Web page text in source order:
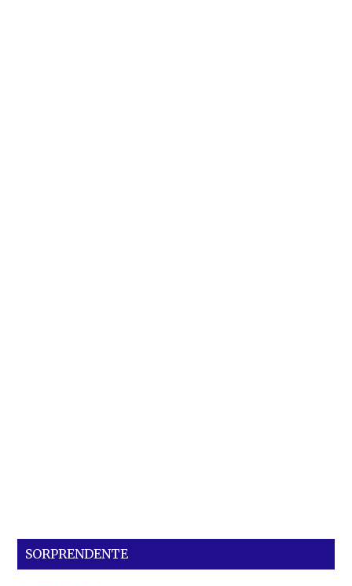
SORPRENDENTE